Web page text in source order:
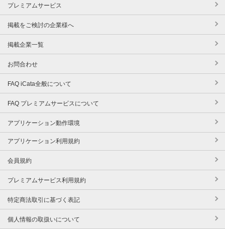
プレミアムサービス
掲載をご検討の企業様へ
掲載企業一覧
お問合わせ
FAQ iCata全般について
FAQ プレミアムサービスについて
アプリケーション動作環境
アプリケーション利用規約
会員規約
プレミアムサービス利用規約
特定商法取引に基づく表記
個人情報の取扱いについて